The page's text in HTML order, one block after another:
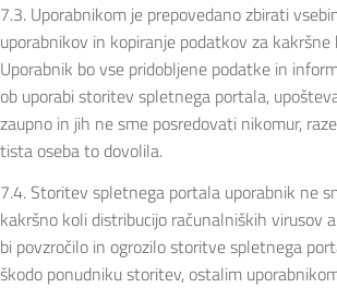
7.3. Uporabnikom je prepovedano zbirati
uporabnikov in kopiranje podatkov za
Uporabnik bo vse pridobljene podatke in
ob uporabi storitev spletnega portala,
zaupno in jih ne sme posredovati nikomur,
tista oseba to dovolila.
7.4. Storitev spletnega portala uporabnik ne
kakršno koli distribucijo računalniških virusov
bi povzročilo in ogrozilo storitve spletnega
škodo ponudniku storitev, ostalim